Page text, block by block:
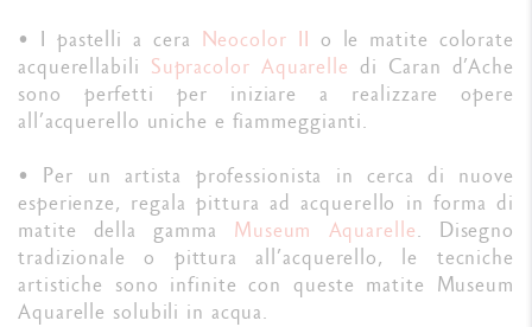
• I pastelli a cera Neocolor II o le matite colorate
acquerellabili Supracolor Aquarelle di Caran d’Ache
sono perfetti per iniziare a realizzare opere
all’acquerello uniche e fiammeggianti.
• Per un artista professionista in cerca di nuove
esperienze, regala pittura ad acquerello in forma di
matite della gamma Museum Aquarelle. Disegno
tradizionale o pittura all’acquerello, le tecniche
artistiche sono infinite con queste matite Museum
Aquarelle solubili in acqua.